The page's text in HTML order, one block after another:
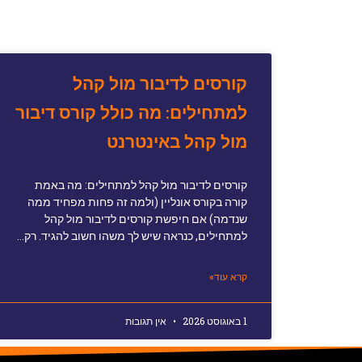
קורסים לדיבור מול קהל
למתחילים: מה כולל קורס דיבור
מול קהל באינטרנט
קורסים לדיבור מול קהל למתחילים: מה באמת
קורה בקורס אונליין (ולמה זה פחות מפחיד ממה
שנדמה) אם חיפשת קורסים לדיבור מול קהל
למתחילים, כנראה שיש לך משהו חשוב להגיד. רק…
קרא עוד»
1 באוגוסט 2026 אין תגובות